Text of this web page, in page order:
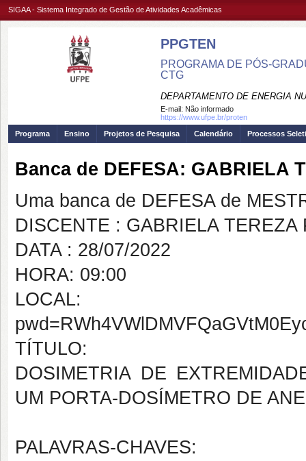
SIGAA - Sistema Integrado de Gestão de Atividades Acadêmicas
PPGTEN
PROGRAMA DE PÓS-
CTG
DEPARTAMENTO DE ENERGIA
E-mail: Não informado
https://www.ufpe.br/proten
Programa
Ensino Projetos de Pesquisa Calendário Processos
Banca de DEFESA: GABRIELA
Uma banca de DEFESA de
DISCENTE : GABRIELA TEREZA
DATA : 28/07/2022
HORA: 09:00
LOCAL: https://
TÍTULO:
DOSIMETRIA DE
UM PORTA-DOSÍMETRO DE
PALAVRAS-CHAVES: